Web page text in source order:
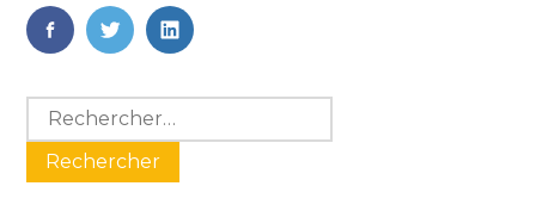
FaceBook
TwitterLinkedIn
Blog
sidebar
Rechercher :